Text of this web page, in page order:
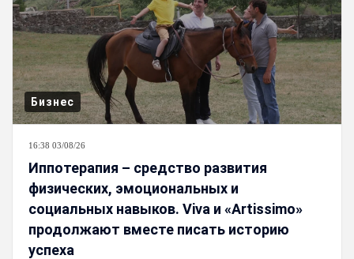
Бизнес
16:38 03/08/26
Иппотерапия – средство развития
физических, эмоциональных и
социальных навыков. Viva и «Artissimo»
продолжают вместе писать историю
успеха